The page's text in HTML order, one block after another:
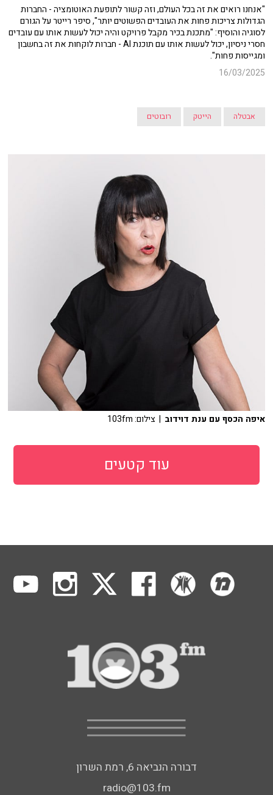
"אנחנו רואים את זה בכל העולם, וזה קשור לתופעת האוטומציה - החברות
הגדולות צריכות פחות את העובדים הפשוטים יותר", סיפר רייטר על הגורם
לסוגיה והוסיף: "מתכנת בכיר מקבל פרויקט והיה יכול לעשות אותו עם עובדים
חסרי ניסיון, יכול לעשות אותו עם תוכנת AI - חברות לוקחות את זה בחשבון
ומגייסות פחות".
16/03/2025
אבטלה הייטק רובוטים
איפה הכסף עם ענת דוידוב | צילום: 103fm
עוד קטעים
דבורה הנביאה 6, רמת השרון
radio@103.fm